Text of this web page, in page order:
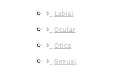
Labial
Ocular
Ótica
Sexual